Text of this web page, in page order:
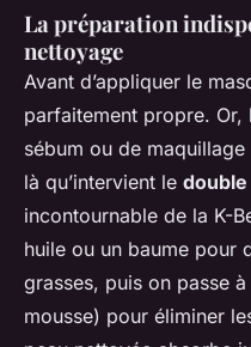
La préparation
nettoyage
Avant d’appliquer le
parfaitement propre.
sébum ou de
là qu’intervient le
incontournable de la K-
huile ou un baume pour
grasses, puis on passe
mousse) pour éliminer